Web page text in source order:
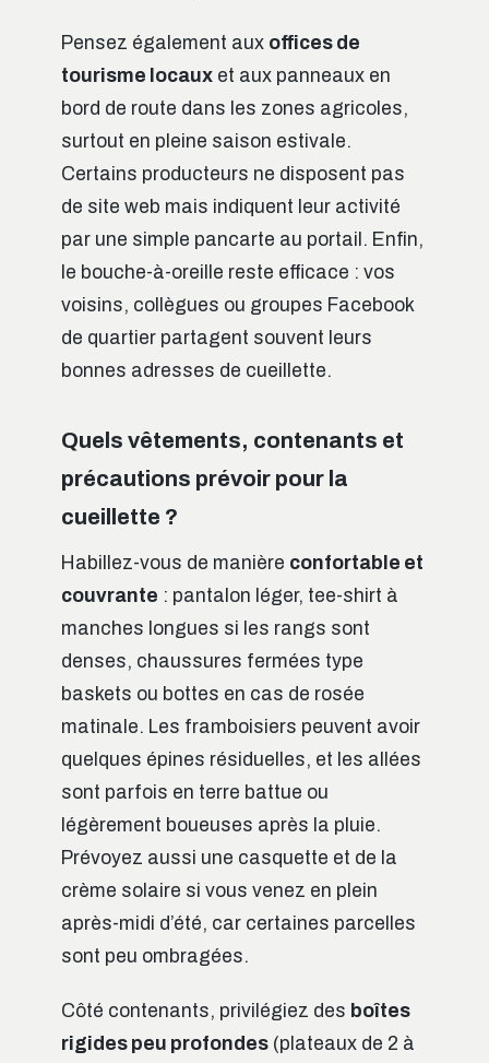
Pensez également aux offices de
tourisme locaux et aux panneaux en
bord de route dans les zones agricoles,
surtout en pleine saison estivale.
Certains producteurs ne disposent pas
de site web mais indiquent leur activité
par une simple pancarte au portail. Enfin,
le bouche-à-oreille reste efficace : vos
voisins, collègues ou groupes Facebook
de quartier partagent souvent leurs
bonnes adresses de cueillette.
Quels vêtements, contenants et
précautions prévoir pour la
cueillette ?
Habillez-vous de manière confortable et
couvrante : pantalon léger, tee-shirt à
manches longues si les rangs sont
denses, chaussures fermées type
baskets ou bottes en cas de rosée
matinale. Les framboisiers peuvent avoir
quelques épines résiduelles, et les allées
sont parfois en terre battue ou
légèrement boueuses après la pluie.
Prévoyez aussi une casquette et de la
crème solaire si vous venez en plein
après-midi d’été, car certaines parcelles
sont peu ombragées.
Côté contenants, privilégiez des boîtes
rigides peu profondes (plateaux de 2 à